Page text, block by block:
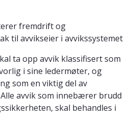
fremdrift og
til avvikseier i avvikssystemet
ta opp avvik klassifisert som
i sine ledermøter, og
som en viktig del av
avvik som innebærer brudd
skal behandles i